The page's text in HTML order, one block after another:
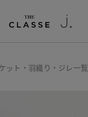
ット・羽織り・ジレ一覧